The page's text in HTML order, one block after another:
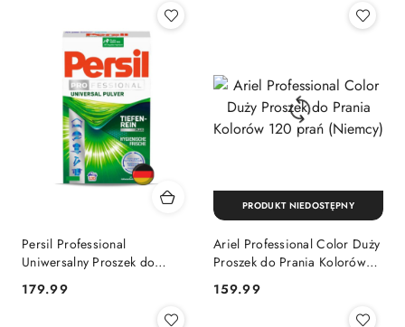
Persil Professional
Uniwersalny Proszek do
Cena:
179.99
Ariel Professional Color Duży
Proszek do Prania Kolorów
Cena:
159.99
PRODUKT NIEDOSTĘPNY